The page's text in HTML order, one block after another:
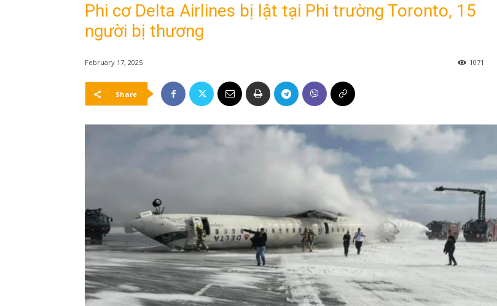
Phi cơ Delta Airlines bị lật tại Phi trường Toronto, 15
người bị thương
February 17, 2025 1071
Share